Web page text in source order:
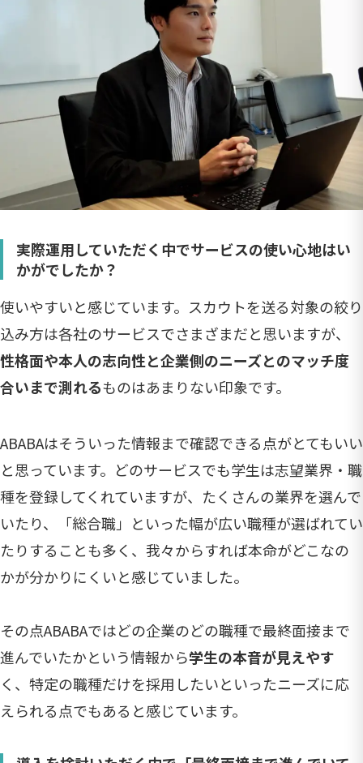
実際運用していただく中でサービスの使い心地はい
かがでしたか？
使いやすいと感じています。スカウトを送る対象の絞り
込み方は各社のサービスでさまざまだと思いますが、
性格面や本人の志向性と企業側のニーズとのマッチ度
合いまで測れるものはあまりない印象です。
ABABAはそういった情報まで確認できる点がとてもいい
と思っています。どのサービスでも学生は志望業界・職
種を登録してくれていますが、たくさんの業界を選んで
いたり、「総合職」といった幅が広い職種が選ばれてい
たりすることも多く、我々からすれば本命がどこなの
かが分かりにくいと感じていました。
その点ABABAではどの企業のどの職種で最終面接まで
進んでいたかという情報から学生の本音が見えやす
く、特定の職種だけを採用したいといったニーズに応
えられる点でもあると感じています。